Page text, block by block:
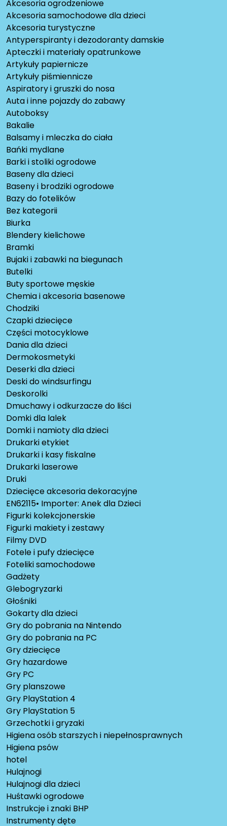
Akcesoria ogrodzeniowe
Akcesoria samochodowe dla dzieci
Akcesoria turystyczne
Antyperspiranty i dezodoranty damskie
Apteczki i materiały opatrunkowe
Artykuły papiernicze
Artykuły piśmiennicze
Aspiratory i gruszki do nosa
Auta i inne pojazdy do zabawy
Autoboksy
Bakalie
Balsamy i mleczka do ciała
Bańki mydlane
Barki i stoliki ogrodowe
Baseny dla dzieci
Baseny i brodziki ogrodowe
Bazy do fotelików
Bez kategorii
Biurka
Blendery kielichowe
Bramki
Bujaki i zabawki na biegunach
Butelki
Buty sportowe męskie
Chemia i akcesoria basenowe
Chodziki
Czapki dziecięce
Części motocyklowe
Dania dla dzieci
Dermokosmetyki
Deserki dla dzieci
Deski do windsurfingu
Deskorolki
Dmuchawy i odkurzacze do liści
Domki dla lalek
Domki i namioty dla dzieci
Drukarki etykiet
Drukarki i kasy fiskalne
Drukarki laserowe
Druki
Dziecięce akcesoria dekoracyjne
EN62115• Importer: Anek dla Dzieci
Figurki kolekcjonerskie
Figurki makiety i zestawy
Filmy DVD
Fotele i pufy dziecięce
Foteliki samochodowe
Gadżety
Glebogryzarki
Głośniki
Gokarty dla dzieci
Gry do pobrania na Nintendo
Gry do pobrania na PC
Gry dziecięce
Gry hazardowe
Gry PC
Gry planszowe
Gry PlayStation 4
Gry PlayStation 5
Grzechotki i gryzaki
Higiena osób starszych i niepełnosprawnych
Higiena psów
hotel
Hulajnogi
Hulajnogi dla dzieci
Huśtawki ogrodowe
Instrukcje i znaki BHP
Instrumenty dęte